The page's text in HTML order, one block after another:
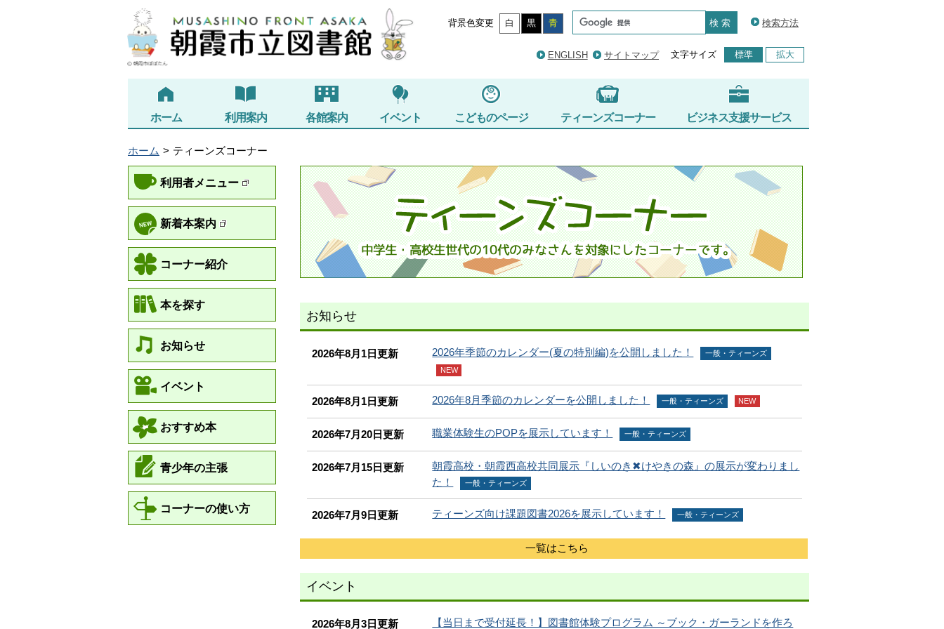
背景色変更 白 黒 青 検索方法
ENGLISH サイトマップ 文字サイズ 標準 拡大
ホーム 利用案内 各館案内 イベント こどものページ ティーンズコーナー ビジネス支援サービス
ホーム ティーンズコーナー
利用者メニュー
新着本案内
コーナー紹介
本を探す
お知らせ
イベント
おすすめ本
青少年の主張
コーナーの使い方
お知らせ
2026年8月1日更新 2026年季節のカレンダー(夏の特別編)を公開しました！
一般・ティーンズ
NEW
2026年8月1日更新 2026年8月季節のカレンダーを公開しました！ 一般・ティーンズ NEW
2026年7月20日更新 職業体験生のPOPを展示しています！ 一般・ティーンズ
2026年7月15日更新
朝霞高校・朝霞西高校共同展示『しいのき✖けやきの森』の展示が変わりまし
た！
一般・ティーンズ
2026年7月9日更新 ティーンズ向け課題図書2026を展示しています！ 一般・ティーンズ
一覧はこちら
イベント
2026年8月3日更新 【当日まで受付延長！】図書館体験プログラム ～ブック・ガーランドを作ろ